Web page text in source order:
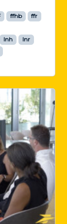
ffhb
ffr
lnh
lnr